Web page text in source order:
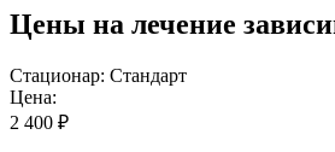
Цены на лечение
Стационар: Стандарт
Цена:
2 400 ₽